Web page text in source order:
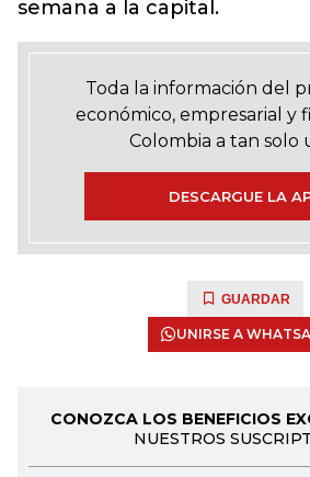
semana a la capital.
Toda la información del
económico, empresarial y
Colombia a tan solo
DESCARGUE LA
GUARDAR
UNIRSE A
CONOZCA LOS BENEFICIOS
NUESTROS